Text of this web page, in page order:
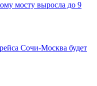
мосту выросла до 9
Сочи-Москва будет